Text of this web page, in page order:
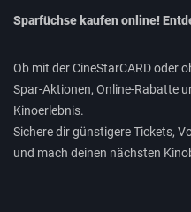
Sparfüchse kaufen online!
Ob mit der CineStarCARD oder
Spar-Aktionen, Online-Rabatte
Kinoerlebnis.
Sichere dir günstigere Tickets,
und mach deinen nächsten